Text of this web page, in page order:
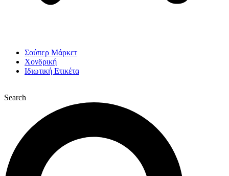
Σούπερ Μάρκετ
Χονδρική
Ιδιωτική Ετικέτα
Search